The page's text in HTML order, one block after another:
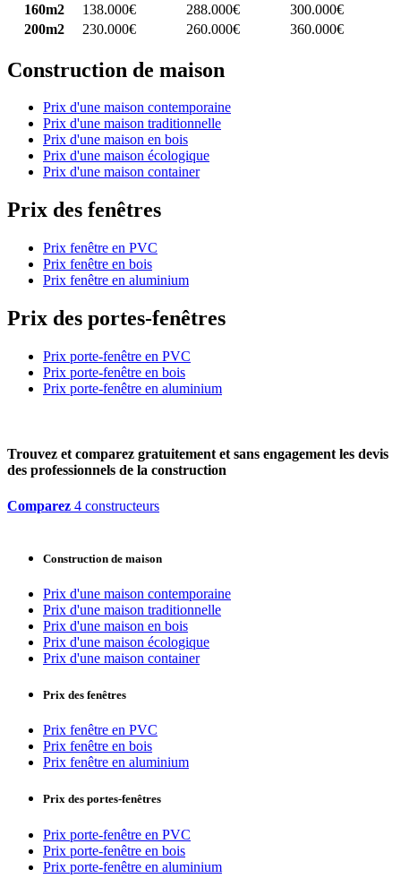
160m2
138.000€ 288.000€
300.000€
200m2
230.000€ 260.000€ 360.000€
Construction de maison
Prix d'une maison contemporaine
Prix d'une maison traditionnelle
Prix d'une maison en bois
Prix d'une maison écologique
Prix d'une maison container
Prix des fenêtres
Prix fenêtre en PVC
Prix fenêtre en bois
Prix fenêtre en aluminium
Prix des portes-fenêtres
Prix porte-fenêtre en PVC
Prix porte-fenêtre en bois
Prix porte-fenêtre en aluminium
Trouvez et comparez gratuitement et sans engagement les devis
des professionnels de la construction
Comparez 4 constructeurs
Construction de maison
Prix d'une maison contemporaine
Prix d'une maison traditionnelle
Prix d'une maison en bois
Prix d'une maison écologique
Prix d'une maison container
Prix des fenêtres
Prix fenêtre en PVC
Prix fenêtre en bois
Prix fenêtre en aluminium
Prix des portes-fenêtres
Prix porte-fenêtre en PVC
Prix porte-fenêtre en bois
Prix porte-fenêtre en aluminium